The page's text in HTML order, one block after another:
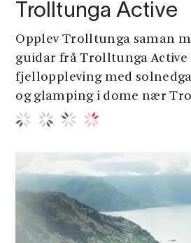
Trolltunga Active
Opplev Trolltunga saman
guidar frå Trolltunga
fjelloppleving med
og glamping i dome nær